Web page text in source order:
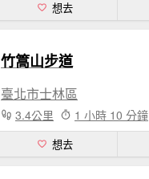
想去
竹篙山步道
臺北市士林區
3.4公里 1 小時 10 分鐘
想去